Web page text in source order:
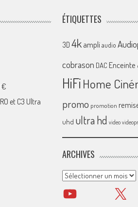
€
et C3 Ultra
ÉTIQUETTES
3D 4k ampliaudio
cobrason DAC Enceinte
HiFiHome
promo promotion
uhd ultra hd video
ARCHIVES
Archives
YouTube X